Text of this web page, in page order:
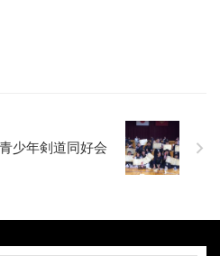
少年剣道同好会